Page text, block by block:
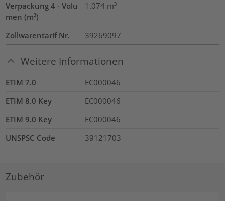
Verpackung 4 - Volu
men (m³)
1.074 m³
Zollwarentarif Nr. 39269097
Weitere Informationen
ETIM 7.0
EC000046
ETIM 8.0 Key
EC000046
ETIM 9.0 Key
EC000046
UNSPSC Code
39121703
Zubehör